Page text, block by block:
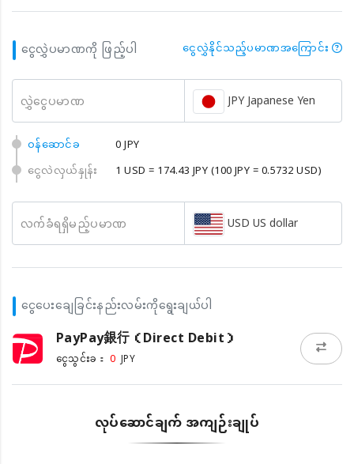
ငွေလွှဲပမာဏကို ဖြည့်ပါ ငွေလွှဲနိုင်သည့်ပမာဏအကြောင်း
လွှဲငွေပမာဏ JPY Japanese Yen
၀န်ဆောင်ခ
0 JPY
ငွေလဲလှယ်နှုန်း
1 USD = 174.43 JPY(100 JPY = 0.5732 USD)
လက်ခံရရှိမည့်ပမာဏ USD US dollar
ငွေပေးချေခြင်းနည်းလမ်းကိုရွေးချယ်ပါ
PayPay銀行（Direct Debit）
ငွေသွင်းခ： 0 JPY
လုပ်ဆောင်ချက် အကျဉ်းချုပ်